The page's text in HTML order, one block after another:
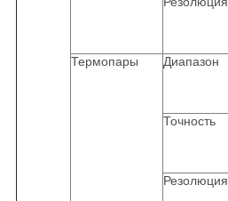
Термопары Диапазон
Точность
Резолюция